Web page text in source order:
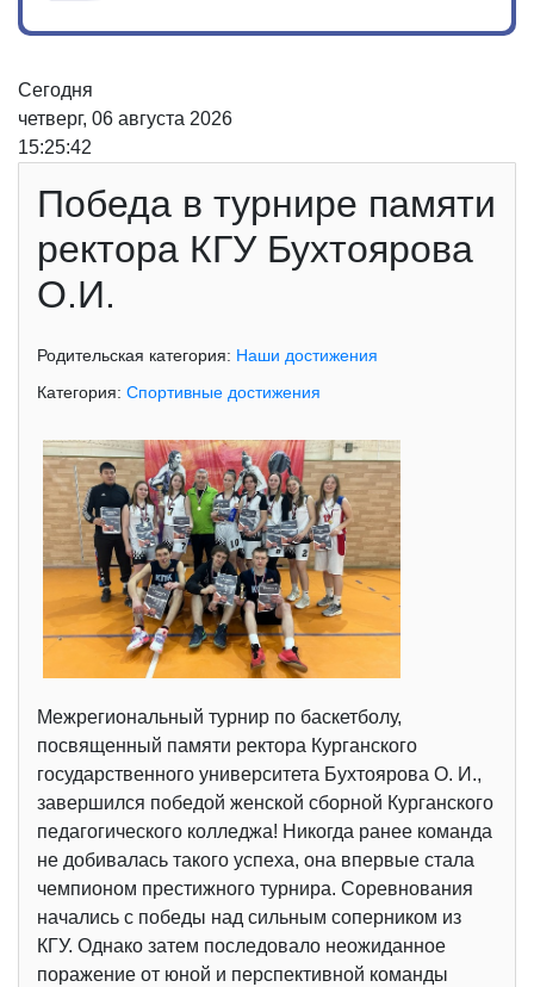
Сегодня
четверг, 06 августа 2026
15:25:42
Победа в турнире памяти
ректора КГУ Бухтоярова
О.И.
Родительская категория: Наши достижения
Категория: Спортивные достижения
Межрегиональный турнир по баскетболу,
посвященный памяти ректора Курганского
государственного университета Бухтоярова О. И.,
завершился победой женской сборной Курганского
педагогического колледжа! Никогда ранее команда
не добивалась такого успеха, она впервые стала
чемпионом престижного турнира. Соревнования
начались с победы над сильным соперником из
КГУ. Однако затем последовало неожиданное
поражение от юной и перспективной команды